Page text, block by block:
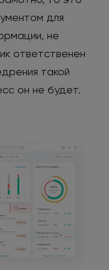
для
не
ответственен
такой
он не будет.